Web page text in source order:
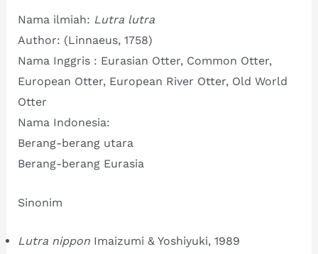
Nama ilmiah: Lutra lutra
Author: (Linnaeus, 1758)
Nama Inggris : Eurasian Otter, Common Otter,
European Otter, European River Otter, Old World
Otter
Nama Indonesia:
Berang-berang utara
Berang-berang Eurasia
Sinonim
Lutra nipponImaizumi & Yoshiyuki, 1989